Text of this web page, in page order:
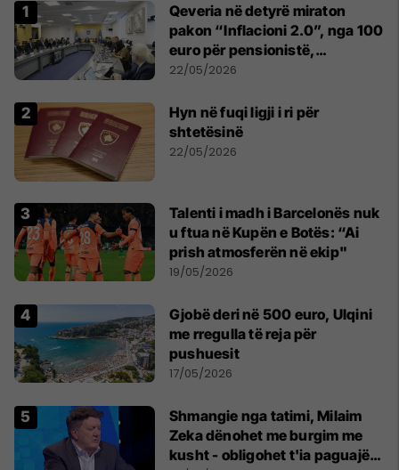
Qeveria në detyrë miraton
pakon “Inflacioni 2.0”, nga 100
euro për pensionistë,
punëtorët privat, fëmijë dhe
22/05/2026
Hyn në fuqi ligji i ri për
shtetësinë
22/05/2026
Talenti i madh i Barcelonës nuk
u ftua në Kupën e Botës: “Ai
prish atmosferën në ekip"
19/05/2026
Gjobë deri në 500 euro, Ulqini
me rregulla të reja për
pushuesit
17/05/2026
Shmangie nga tatimi, Milaim
Zeka dënohet me burgim me
kusht - obligohet t'ia paguajë